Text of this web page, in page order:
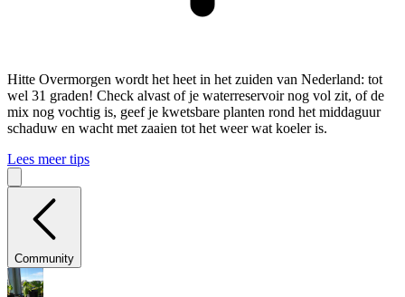
Hitte Overmorgen wordt het heet in het zuiden van Nederland: tot
wel 31 graden! Check alvast of je waterreservoir nog vol zit, of de
mix nog vochtig is, geef je kwetsbare planten rond het middaguur
schaduw en wacht met zaaien tot het weer wat koeler is.
Lees meer tips
Community